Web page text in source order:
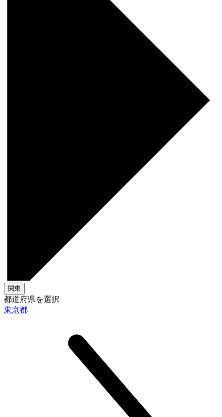
関東
都道府県を選択
東京都